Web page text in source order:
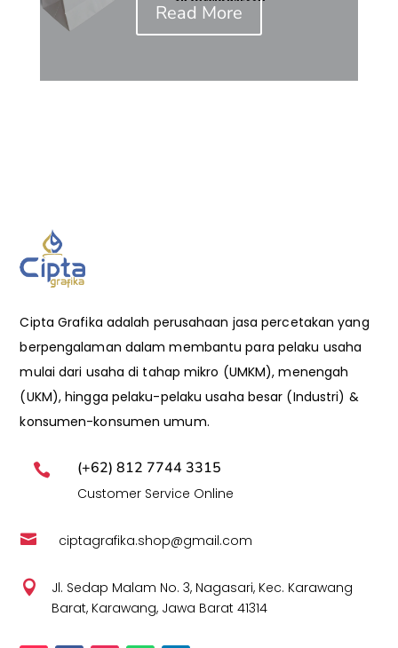
Read More
Cipta Grafika adalah perusahaan jasa percetakan yang
berpengalaman dalam membantu para pelaku usaha
mulai dari usaha di tahap mikro (UMKM), menengah
(UKM), hingga pelaku-pelaku usaha besar (Industri) &
konsumen-konsumen umum.
 (+62) 812 7744 3315
Customer Service Online
 ciptagrafika.shop@gmail.com

Jl. Sedap Malam No. 3, Nagasari, Kec. Karawang
Barat, Karawang, Jawa Barat 41314